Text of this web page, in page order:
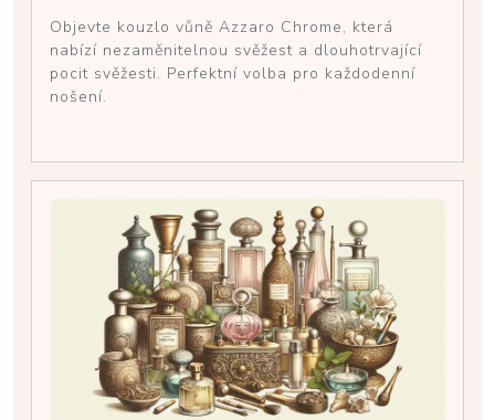
Objevte kouzlo vůně Azzaro Chrome, která
nabízí nezaměnitelnou svěžest a dlouhotrvající
pocit svěžesti. Perfektní volba pro každodenní
nošení.